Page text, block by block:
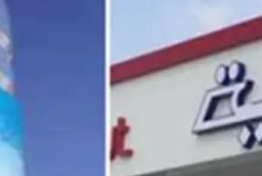
قرينة البراءة وضمانات المحاكمة العادلة
حق أصيل